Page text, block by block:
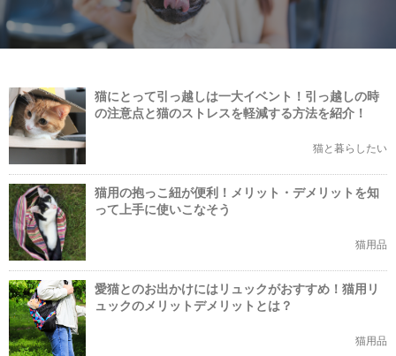
猫にとって引っ越しは一大イベント！引っ越しの時
の注意点と猫のストレスを軽減する方法を紹介！
猫と暮らしたい
猫用の抱っこ紐が便利！メリット・デメリットを知
って上手に使いこなそう
猫用品
愛猫とのお出かけにはリュックがおすすめ！猫用リ
ュックのメリットデメリットとは？
猫用品